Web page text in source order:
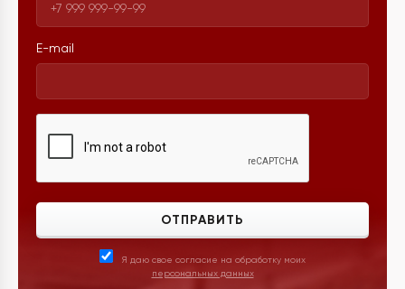
E-mail
ОТПРАВИТЬ
Я даю свое согласие на обработку моих
персональных данных